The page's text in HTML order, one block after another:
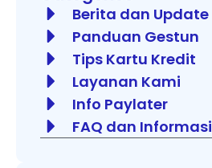
Berita dan Update
Panduan Gestun
Tips Kartu Kredit
Layanan Kami
Info Paylater
FAQ dan Informasi